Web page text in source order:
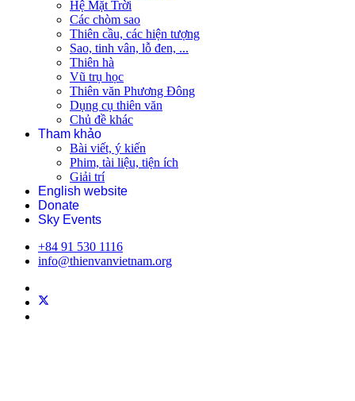
Hệ Mặt Trời
Các chòm sao
Thiên cầu, các hiện tượng
Sao, tinh vân, lỗ đen, ...
Thiên hà
Vũ trụ học
Thiên văn Phương Đông
Dụng cụ thiên văn
Chủ đề khác
Tham khảo
Bài viết, ý kiến
Phim, tài liệu, tiện ích
Giải trí
English website
Donate
Sky Events
+84 91 530 1116
info@thienvanvietnam.org